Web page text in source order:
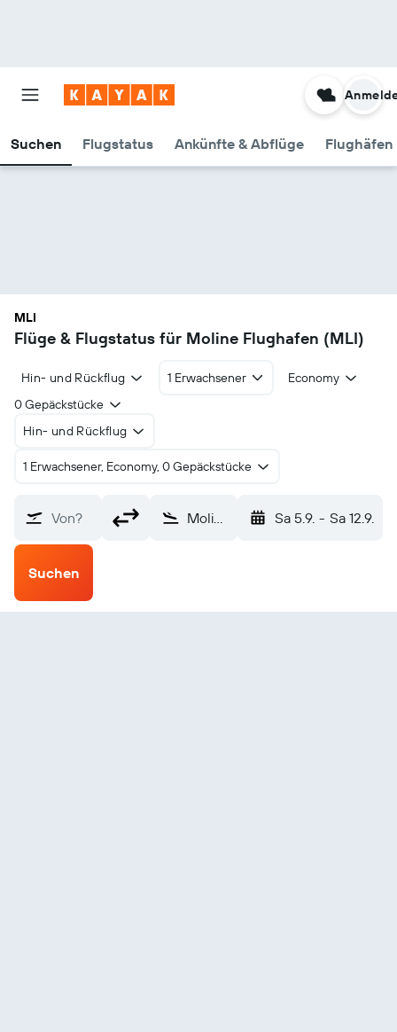
Suchen Flugstatus Ankünfte & Abflüge Flughäfen
MLI
Flüge & Flugstatus für Moline Flughafen (MLI)
Hin- und Rückflug 1 Erwachsener
Economy
0 Gepäckstücke
Hin- und Rückflug
1 Erwachsener, Economy, 0 Gepäckstücke
Von? Moline (MLI) Sa 5.9. - Sa 12.9.
Suchen